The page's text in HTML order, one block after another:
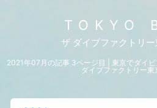
TOKYO
ザ ダイブファクトリ
2021年07月の記事 3ページ目 | 東京でダイ
ダイブファクトリー東